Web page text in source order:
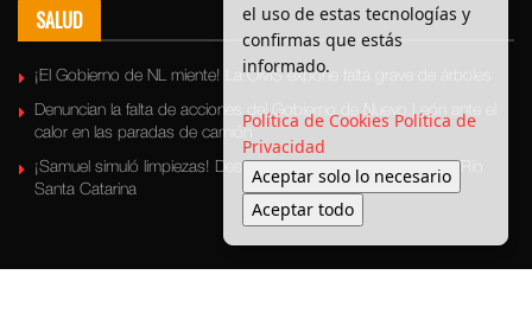
SALUD
¡El Gobierno de NL miente! La OMS expone falta grave de árboles
Denuncian la falta de acciones del Gobierno de Nuevo León ante el
calor en las paradas de camión
¡Samuel simuló limpiezas! Descubren basura escondida en el Río
Santa Catarina
el uso de estas tecnologías y
confirmas que estás
informado.
Política de Cookies Política de
Privacidad
Aceptar solo lo necesario
Aceptar todo